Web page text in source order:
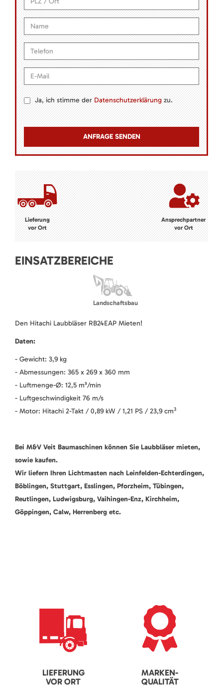
Ja, ich stimme derDatenschutzerklärungzu.
Lieferung
vor Ort
Ansprechpartner
vor Ort
EINSATZBEREICHE
Landschaftsbau
Den Hitachi Laubbläser RB24EAP Mieten!
Daten:
- Gewicht: 3,9 kg
- Abmessungen: 365 x 269 x 360 mm
- Luftmenge-Ø: 12,5 m³/min
- Luftgeschwindigkeit 76 m/s
- Motor: Hitachi 2-Takt / 0,89 kW / 1,21 PS / 23,9 cm3
Bei M&V Veit Baumaschinen können Sie Laubbläser mieten,
sowie kaufen.
Wir liefern Ihren Lichtmasten nach Leinfelden-Echterdingen,
Böblingen, Stuttgart, Esslingen, Pforzheim, Tübingen,
Reutlingen, Ludwigsburg, Vaihingen-Enz, Kirchheim,
Göppingen, Calw, Herrenberg etc.
LIEFERUNG
VOR ORT
MARKEN-
QUALITÄT